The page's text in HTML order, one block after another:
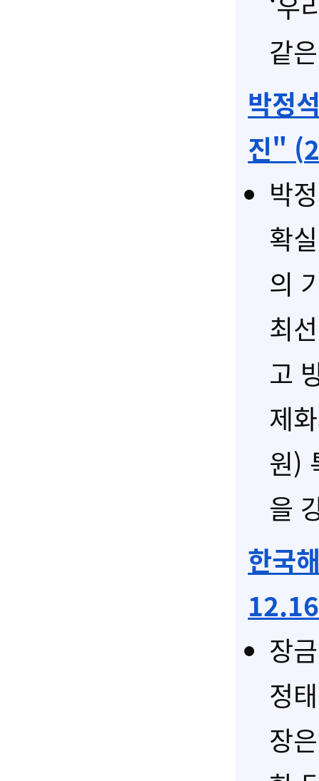
같
박정
진" (
박
확
의
최
고
제
원)
을
한국
장
정
장